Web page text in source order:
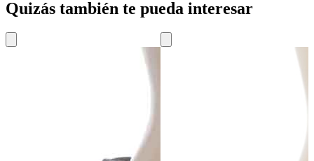
Quizás también te pueda interesar